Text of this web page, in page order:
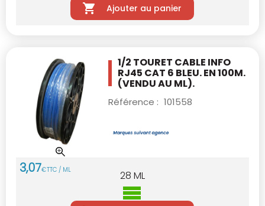
Ajouter au panier
1/2 TOURET CABLE INFO
RJ45 CAT 6 BLEU.EN 100M.
(VENDU AU ML).
Référence : 101558
3,07€TTC / ML 28 ML